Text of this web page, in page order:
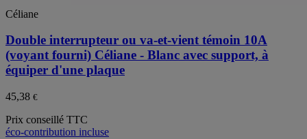
Céliane
Double interrupteur ou va-et-vient témoin 10A
(voyant fourni) Céliane - Blanc avec support, à
équiper d'une plaque
45,38 €
Prix conseillé TTC
éco-contribution incluse